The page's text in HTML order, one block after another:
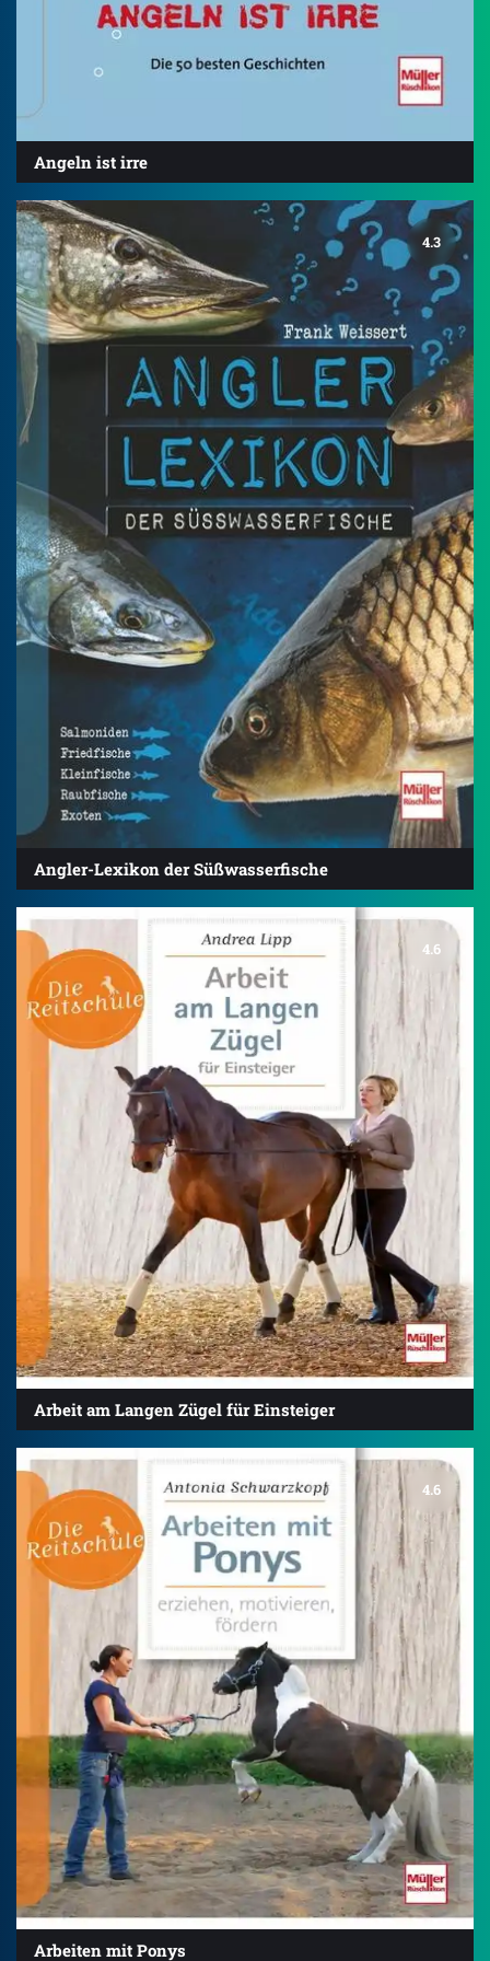
Angeln ist irre
4.3
Angler-Lexikon der Süßwasserfische
4.6
Arbeit am Langen Zügel für Einsteiger
4.6
Arbeiten mit Ponys